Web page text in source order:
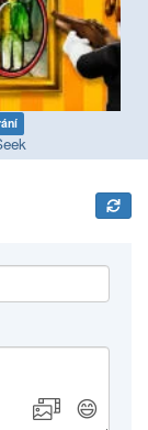
😄